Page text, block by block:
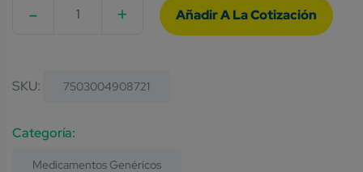
- +
SKU: 7503004908721
Category:
Medicamentos Genéricos